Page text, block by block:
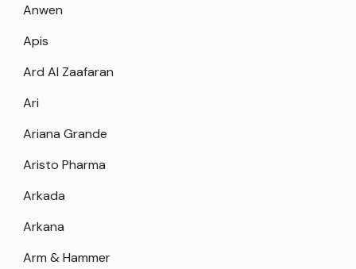
Anwen
Apis
Ard Al Zaafaran
Ari
Ariana Grande
Aristo Pharma
Arkada
Arkana
Arm & Hammer